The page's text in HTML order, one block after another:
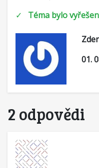
✓ Téma bylo
01.
2 odpovědi